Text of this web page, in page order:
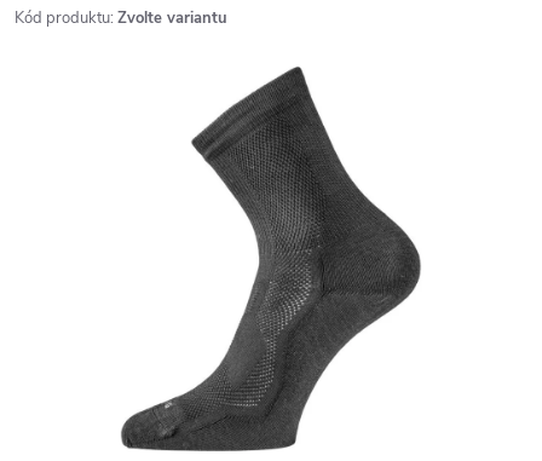
Kód produktu: Zvolte variantu